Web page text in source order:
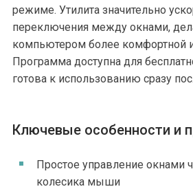
режиме. Утилита значительно
переключения между окнами,
компьютером более комфортной
Программа доступна для
готова к использованию сразу
Ключевые особенности и
Простое управление окнами
колесика мыши